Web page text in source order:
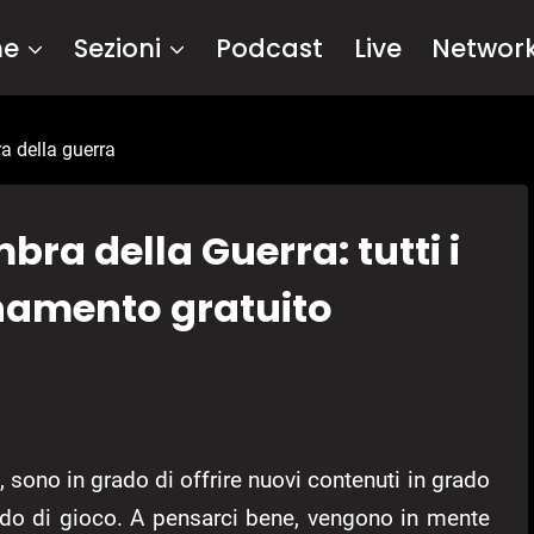
Sezioni Podcast Live
della guerra
della Guerra: tutti i
gratuito
in grado di offrire nuovi contenuti in grado
di gioco. A pensarci bene, vengono in mente